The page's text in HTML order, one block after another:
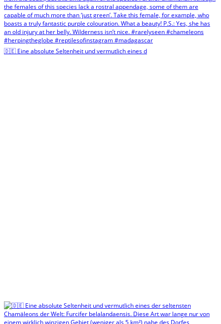
🇩🇪 Eine absolute Seltenheit und vermutlich eines d